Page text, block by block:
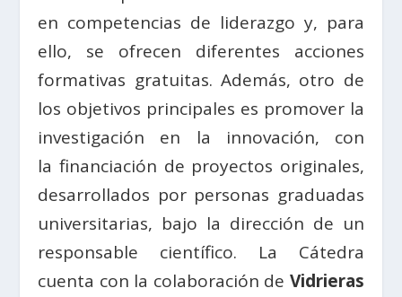
en competencias de liderazgo y, para
ello, se ofrecen diferentes acciones
formativas gratuitas. Además, otro de
los objetivos principales es promover la
investigación en la innovación, con
la financiación de proyectos originales,
desarrollados por personas graduadas
universitarias, bajo la dirección de un
responsable científico. La Cátedra
cuenta con la colaboración de Vidrieras